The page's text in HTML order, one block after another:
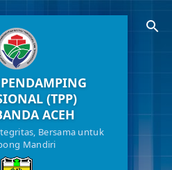
konten utama
(TPP)
ACEH
Bersama untuk
Mandiri